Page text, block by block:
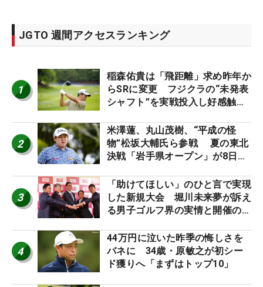
JGTO 週間アクセスランキング
1
稲森佑貴は「飛距離」求め昨年か
らSRに変更 フジクラの“未発表
シャフト”を実戦投入し好感触
ーのヒトネタ！】
2
米澤蓮、丸山茂樹、“平成の怪
物”松坂大輔氏ら参戦 夏の東北
決戦「岩手県オープン」が8日開
3
「助けてほしい」のひと言で実現
した新規大会 堀川未来夢が訴え
る男子ゴルフ界の実情と開催の舞
4
44万円に泣いた昨季の悔しさを
バネに 34歳・原敏之が初シー
ド獲りへ「まずはトップ10」